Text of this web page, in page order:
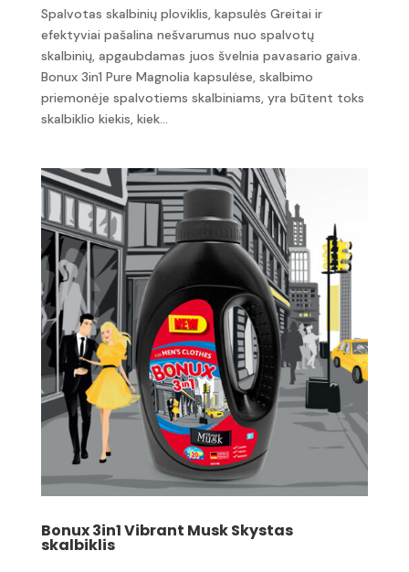
Spalvotas skalbinių ploviklis, kapsulės Greitai ir
efektyviai pašalina nešvarumus nuo spalvotų
skalbinių, apgaubdamas juos švelnia pavasario gaiva.
Bonux 3in1 Pure Magnolia kapsulėse, skalbimo
priemonėje spalvotiems skalbiniams, yra būtent toks
skalbiklio kiekis, kiek...
Bonux 3in1 Vibrant Musk Skystas
skalbiklis